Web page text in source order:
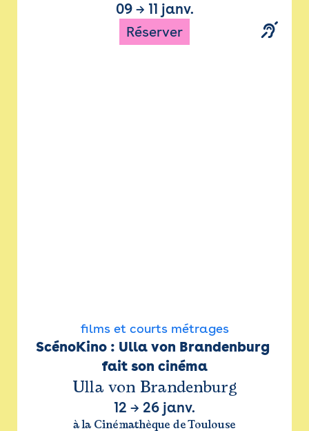
09→ 11 janv.
Réserver
films et courts métrages
ScénoKino : Ulla von Brandenburg
fait son cinéma
Ulla von Brandenburg
12 → 26 janv.
à la Cinémathèque de Toulouse